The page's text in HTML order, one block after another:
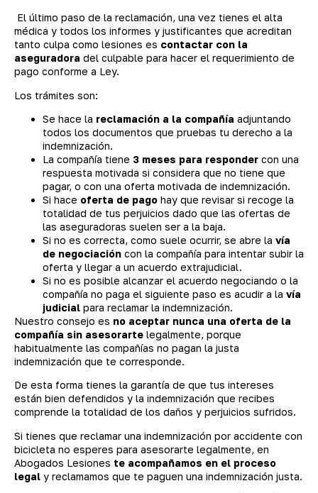
El último paso de la reclamación, una vez tienes el alta
médica y todos los informes y justificantes que acreditan
tanto culpa como lesiones es contactar con la
aseguradora del culpable para hacer el requerimiento de
pago conforme a Ley.
Los trámites son:
Se hace la reclamación a la compañía adjuntando
todos los documentos que pruebas tu derecho a la
indemnización.
La compañía tiene 3 meses para responder con una
respuesta motivada si considera que no tiene que
pagar, o con una oferta motivada de indemnización.
Si hace oferta de pago hay que revisar si recoge la
totalidad de tus perjuicios dado que las ofertas de
las aseguradoras suelen ser a la baja.
Si no es correcta, como suele ocurrir, se abre la vía
de negociación con la compañía para intentar subir la
oferta y llegar a un acuerdo extrajudicial.
Si no es posible alcanzar el acuerdo negociando o la
compañía no paga el siguiente paso es acudir a la vía
judicial para reclamar la indemnización.
Nuestro consejo es no aceptar nunca una oferta de la
compañía sin asesorarte legalmente, porque
habitualmente las compañías no pagan la justa
indemnización que te corresponde.
De esta forma tienes la garantía de que tus intereses
están bien defendidos y la indemnización que recibes
comprende la totalidad de los daños y perjuicios sufridos.
Si tienes que reclamar una indemnización por accidente con
bicicleta no esperes para asesorarte legalmente, en
Abogados Lesiones te acompañamos en el proceso
legal y reclamamos que te paguen una indemnización justa.